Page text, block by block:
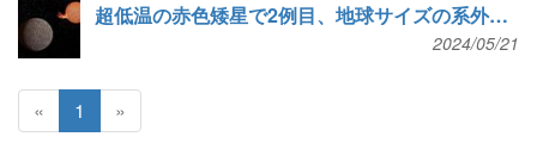
超低温の赤色矮星で2例目、地球サイズの系外惑星を発見
2024/05/21
« 1 »